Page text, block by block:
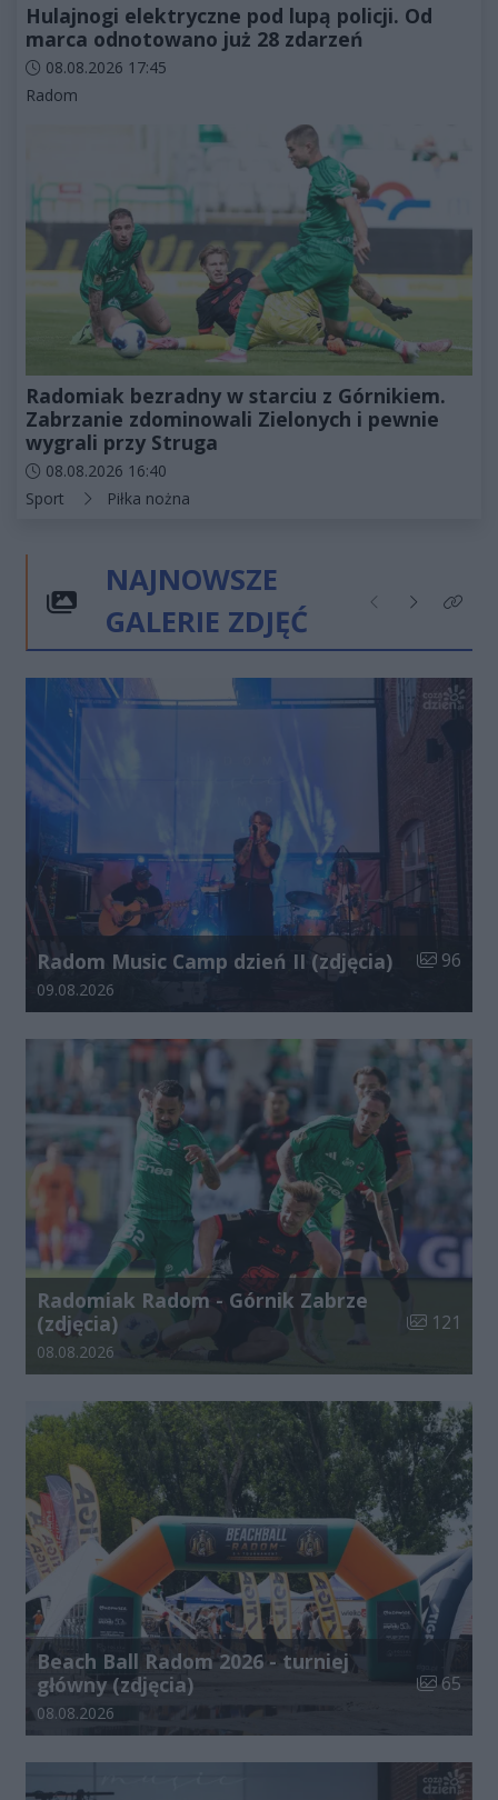
Hulajnogi elektryczne pod lupą policji. Od
marca odnotowano już 28 zdarzeń
Data dodania artykułu:
08.08.2026 17:45
Kategorie artykułu:
Radom
Radomiak bezradny w starciu z Górnikiem.
Zabrzanie zdominowali Zielonych i pewnie
wygrali przy Struga
Data dodania artykułu:
08.08.2026 16:40
Kategorie artykułu:
Sport Piłka nożna
NAJNOWSZE
GALERIE ZDJĘĆ
Poprzednie
NastępneKliknij
Radom Music Camp dzień II (zdjęcia) Liczba
96
Data dodania galerii:
09.08.2026
Radomiak Radom - Górnik Zabrze
(zdjęcia)
Liczba
121
Data dodania galerii:
08.08.2026
Beach Ball Radom 2026 - turniej
główny (zdjęcia)
Liczba
65
Data dodania galerii:
08.08.2026